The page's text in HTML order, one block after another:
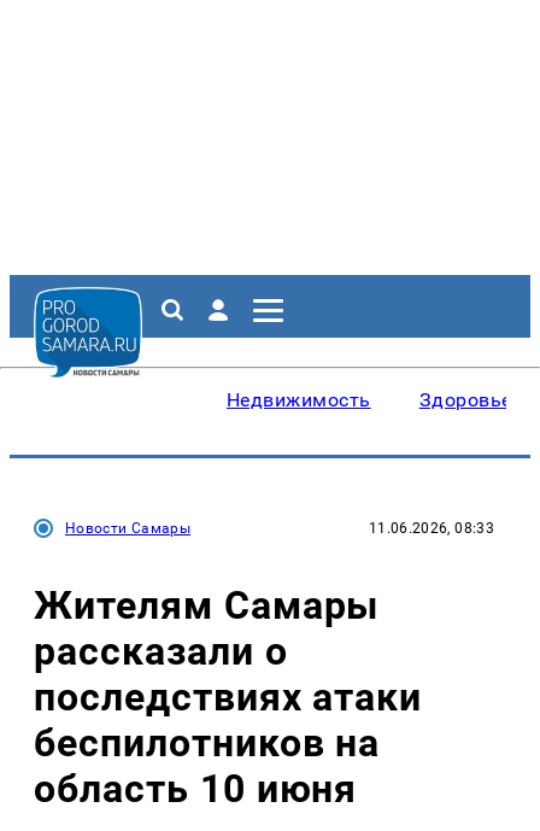
Недвижимость Здоровье
Новости Самары 11.06.2026, 08:33
Жителям Самары
рассказали о
последствиях атаки
беспилотников на
область 10 июня